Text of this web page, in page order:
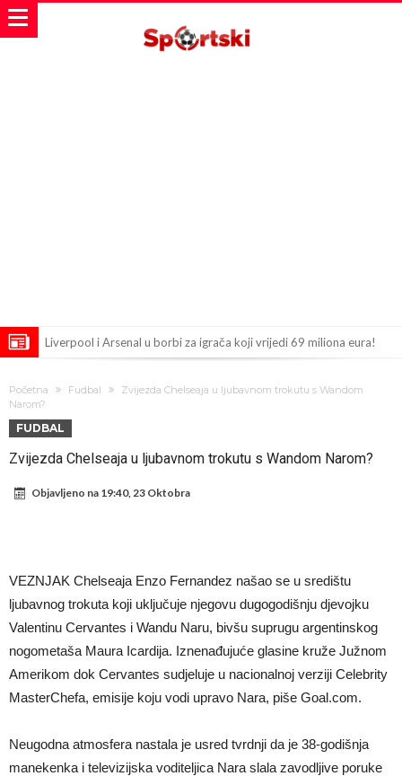
Liverpool i Arsenal u borbi za igrača koji vrijedi 69 miliona eura!
Suđenje o smrti Maradone: Noge su mu bile natečene, nije se htio
oprati
Ko je uvjerio Rodrija da izabere Barcelonu?
Ulazim na stadion da raznesem Mesija sa četiri bombe
Samo dva fudbalska velikana uspjela su ostvariti “nemoguće”! Jedan
Atletico prati situaciju.
Početna Fudbal
Zvijezda Chelseaja u ljubavnom trokutu s Wandom
Narom?
FUDBAL
Zvijezda Chelseaja u ljubavnom trokutu s Wandom Narom?
Objavljeno na 19:40, 23 Oktobra
VEZNJAK Chelseaja Enzo Fernandez našao se u središtu
ljubavnog trokuta koji uključuje njegovu dugogodišnju djevojku
Valentinu Cervantes i Wandu Naru, bivšu suprugu argentinskog
nogometaša Maura Icardija. Iznenađujuće glasine kruže Južnom
Amerikom dok Cervantes sudjeluje u nacionalnoj verziji Celebrity
MasterChefa, emisije koju vodi upravo Nara, piše Goal.com.
Neugodna atmosfera nastala je usred tvrdnji da je 38-godišnja
manekenka i televizijska voditeljica Nara slala zavodljive poruke